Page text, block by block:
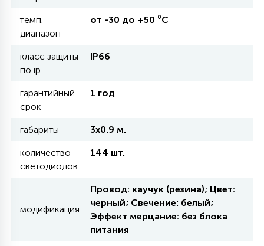
ВИДЕО ЗАНАВЕСЫ
ПРАЗДНИЧНЫЕ ФИГУРЫ-
ФОНАРИКИ
темп.
диапазон
от -30 до +50 ⁰С
класс защиты
по ip
IP66
гарантийный
срок
1 год
габариты 3x0.9 м.
количество
светодиодов
144 шт.
модификация
Провод: каучук (резина); Цвет:
черный; Свечение: белый;
Эффект мерцание: без блока
питания